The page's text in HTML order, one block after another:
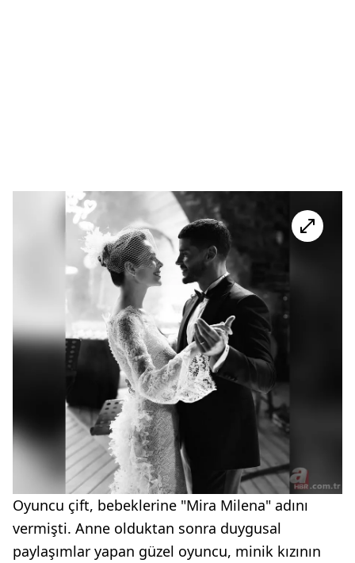
Oyuncu çift, bebeklerine "Mira Milena" adını
vermişti. Anne olduktan sonra duygusal
paylaşımlar yapan güzel oyuncu, minik kızının